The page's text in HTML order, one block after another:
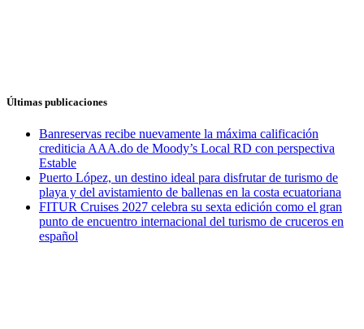
Últimas publicaciones
Banreservas recibe nuevamente la máxima calificación
crediticia AAA.do de Moody’s Local RD con perspectiva
Estable
Puerto López, un destino ideal para disfrutar de turismo de
playa y del avistamiento de ballenas en la costa ecuatoriana
FITUR Cruises 2027 celebra su sexta edición como el gran
punto de encuentro internacional del turismo de cruceros en
español